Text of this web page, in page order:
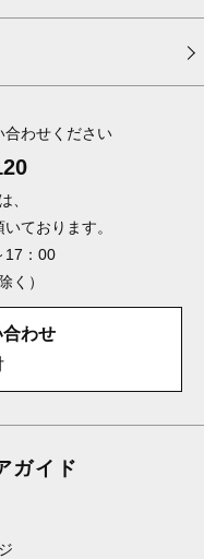
合わせください
、
ております。
：00
く）
合わせ
ガイド